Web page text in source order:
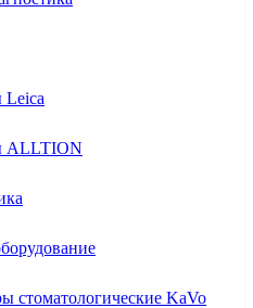
ALLTION
стоматологические KaVo